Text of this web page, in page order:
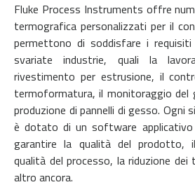
Fluke Process Instruments offre
termografica personalizzati per il
permettono di soddisfare i requisiti
svariate industrie, quali la
rivestimento per estrusione, il
termoformatura, il monitoraggio del
produzione di pannelli di gesso. Ogni
è dotato di un software
garantire la qualità del prodotto,
qualità del processo, la riduzione dei
altro ancora.